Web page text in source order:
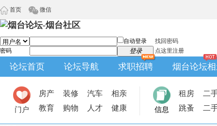
首页 微信
自动登录
找回密码
密码
登录 点这里注册
论坛首页 论坛导航 求职招聘 烟台论坛
门户
房产 装修 汽车
相亲
教育
购物 人才 健康 信息
租房
二
跳蚤
二